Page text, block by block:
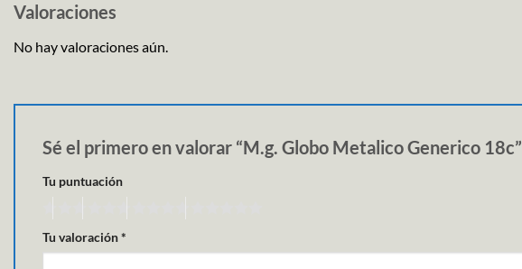
Valoraciones
No hay valoraciones aún.
Sé el primero en valorar “M.g. Globo Metalico Generico 18c”
Tu puntuación
Tu valoración*